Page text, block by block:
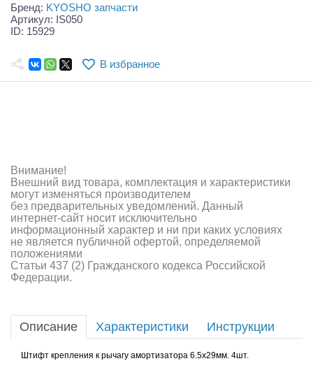
Запчасти и аксессуары
Игрушки
Самолеты
Аппаратура и электроника
Аккумуляторы и батарейки
Зарядные устройства и блоки питания
Двигатели
Инструмент,измерительные приборы,расходники
Оптовая продажа запчастей для моделей
Бренд: KYOSHO запчасти
Артикул: IS050
ID: 15929
В избранное
Внимание!
Внешний вид товара, комплектация и характеристики
могут изменяться производителем
без предварительных уведомлений. Данный
интернет-сайт носит исключительно
информационный характер и ни при каких условиях
не является публичной офертой, определяемой
положениями
Статьи 437 (2) Гражданского кодекса Российской
Федерации.
Описание Характеристики Инструкции
Штифт крепления к рычагу амортизатора 6.5х29мм. 4шт.